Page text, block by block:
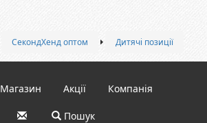
СекондХенд оптом Дитячі позиції
Магазин Акції Компанія
Пошук